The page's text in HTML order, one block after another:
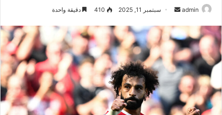
admin
أرسل
إلكترونيا
سبتمبر 11, 2025 410 دقيقة واحدة